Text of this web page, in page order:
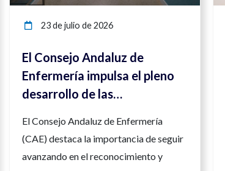
23 de julio de 2026
El Consejo Andaluz de
Enfermería impulsa el pleno
desarrollo de las
para reforzar la seguridad y
la calidad asistencial
El Consejo Andaluz de Enfermería
(CAE) destaca la importancia de seguir
avanzando en el reconocimiento y